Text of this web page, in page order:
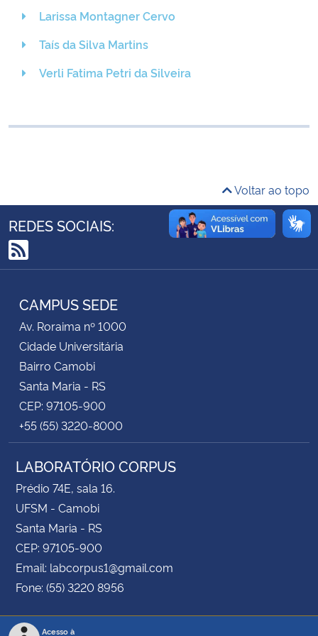
Ministério da Cidadania
Ministério da Saúde
Ministério da Ciência, Tecnologia, Inovações e Comunicações
Ministério do Desenvolvimento Regional
Ministério da Mulher, da Família e dos Direitos Humanos
Secretaria-Geral
Secretaria de Governo
Gabinete de Segurança Institucional
Advocacia-Geral da União
Larissa Montagner Cervo
Taís da Silva Martins
Verli Fatima Petri da Silveira
Voltar ao topo
REDES SOCIAIS:
RSS
CAMPUS SEDE
Av. Roraima nº 1000
Cidade Universitária
Bairro Camobi
Santa Maria - RS
CEP: 97105-900
+55 (55) 3220-8000
LABORATÓRIO CORPUS
Prédio 74E, sala 16.
UFSM - Camobi
Santa Maria - RS
CEP: 97105-900
Email: labcorpus1@gmail.com
Fone: (55) 3220 8956
Acesso à